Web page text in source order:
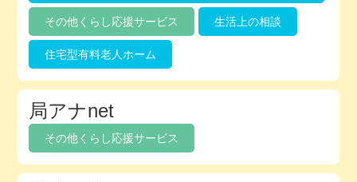
その他くらし応援サービス 生活上の相談
住宅型有料老人ホーム
局アナnet
その他くらし応援サービス